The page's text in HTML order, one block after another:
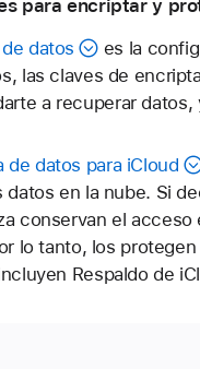
para encriptar y
datos
es la
las claves de
a recuperar
de datos para iCloud
en la nube. Si
conservan el
lo tanto, los
Respaldo de